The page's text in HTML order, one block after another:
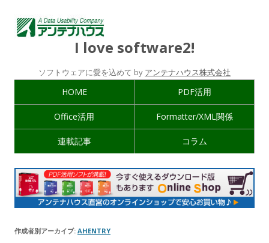
I love software2!
ソフトウェアに愛を込めて by アンテナハウス株式会社
HOME PDF活用
Office活用 Formatter/XML関係
連載記事 コラム
作成者別アーカイブ: AHENTRY